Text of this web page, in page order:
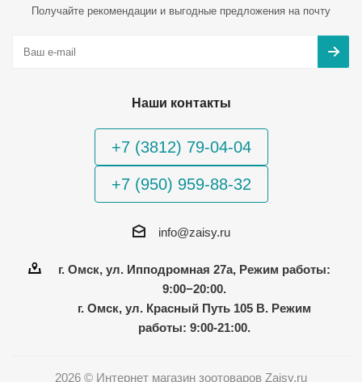
Получайте рекомендации и выгодные предложения на почту
Наши контакты
+7 (3812) 79-04-04
+7 (950) 959-88-32
info@zaisy.ru
г. Омск, ул. Ипподромная 27а, Режим работы:
9:00−20:00.
г. Омск, ул. Красный Путь 105 В. Режим
работы: 9:00-21:00.
2026 © Интернет магазин зоотоваров Zaisy.ru